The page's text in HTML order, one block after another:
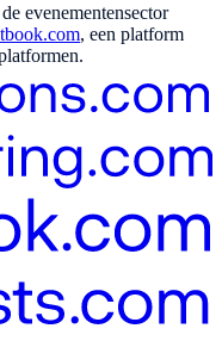
evenementensector
, een platform